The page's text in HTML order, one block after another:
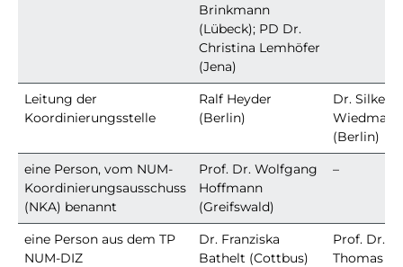
Brinkmann
(Lübeck); PD Dr.
Christina Lemhöfer
(Jena)
Leitung der
Koordinierungsstelle
Ralf Heyder
(Berlin)
Dr. Silke
Wiedmann
(Berlin)
eine Person, vom NUM-
Koordinierungsausschuss
(NKA) benannt
Prof. Dr. Wolfgang
Hoffmann
(Greifswald)
–
eine Person aus dem TP
NUM-DIZ
Dr. Franziska
Bathelt (Cottbus)
Prof. Dr.
Thomas